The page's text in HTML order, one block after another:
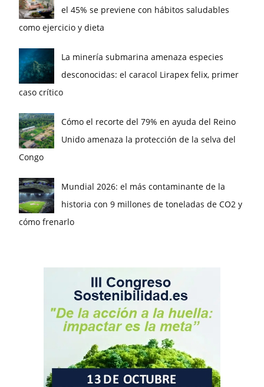
el 45% se previene con hábitos saludables
como ejercicio y dieta
La minería submarina amenaza especies
desconocidas: el caracol Lirapex felix, primer
caso crítico
Cómo el recorte del 79% en ayuda del Reino
Unido amenaza la protección de la selva del
Congo
Mundial 2026: el más contaminante de la
historia con 9 millones de toneladas de CO2 y
cómo frenarlo